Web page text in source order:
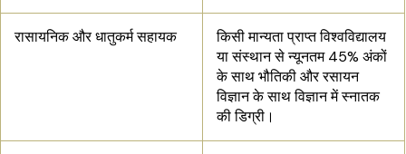
रासायनिक और धातुकर्म सहायक
किसी मान्यता प्राप्त विश्वविद्यालय
या संस्थान से न्यूनतम 45% अंकों
के साथ भौतिकी और रसायन
विज्ञान के साथ विज्ञान में स्नातक
की डिग्री।